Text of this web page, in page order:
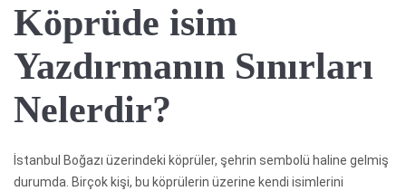
Köprüde isim
Yazdırmanın Sınırları
Nelerdir?
İstanbul Boğazı üzerindeki köprüler, şehrin sembolü haline gelmiş
durumda. Birçok kişi, bu köprülerin üzerine kendi isimlerini